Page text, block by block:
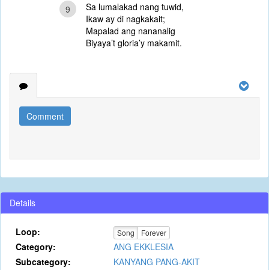
9
Sa lumalakad nang tuwid,
Ikaw ay di nagkakait;
Mapalad ang nananalig
Biyaya’t gloria’y makamit.
Comment
Details
Loop: Song Forever
Category:
ANG EKKLESIA
Subcategory:
KANYANG PANG-AKIT